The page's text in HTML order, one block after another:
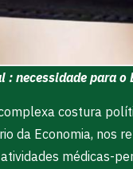
: necessidade para o
costura
da Economia, nos
médicas-